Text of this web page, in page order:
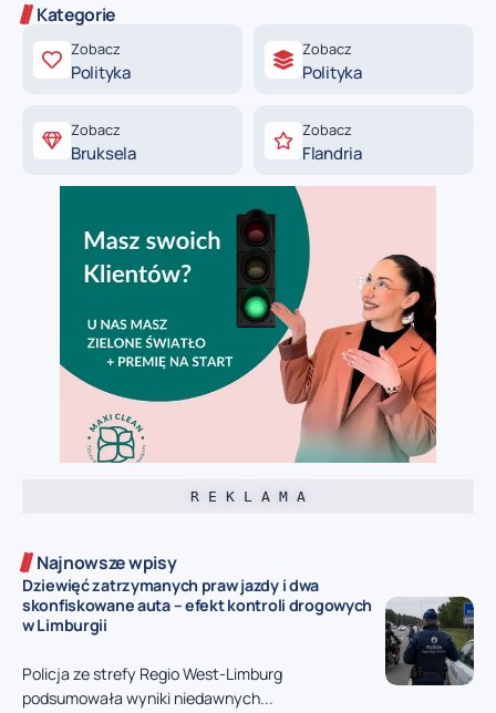
Kategorie
Zobacz
Polityka
Zobacz
Polityka
Zobacz
Bruksela
Zobacz
Flandria
R E K L A M A
Najnowsze wpisy
Dziewięć zatrzymanych praw jazdy i dwa
skonfiskowane auta – efekt kontroli drogowych
w Limburgii
Policja ze strefy Regio West-Limburg
podsumowała wyniki niedawnych...